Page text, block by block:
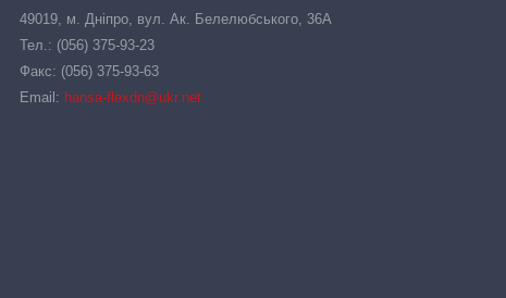
49019, м. Дніпро, вул. Ак. Белелюбського, 36А
Тел.: (056) 375-93-23
Факс: (056) 375-93-63
Email: hansa-flexdn@ukr.net